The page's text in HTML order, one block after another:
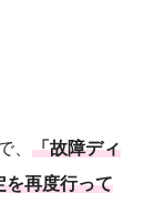
、 「故障ディ
を再度行って